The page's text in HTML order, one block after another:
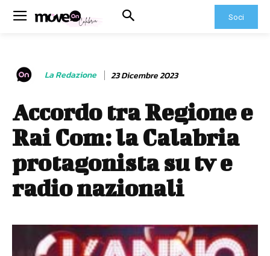
Soci
La Redazione 23 Dicembre 2023
Accordo tra Regione e
Rai Com: la Calabria
protagonista su tv e
radio nazionali